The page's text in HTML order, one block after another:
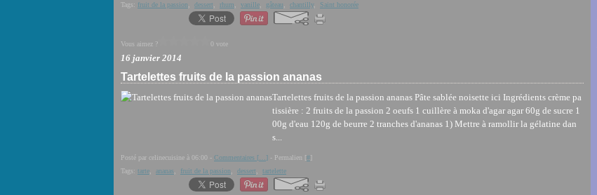
Tags: fruit de la passion dessert rhum vanille gâteau chantilly, Saint honorée
Vous aimez ? 0 vote
16 janvier 2014
Tartelettes fruits de la passion ananas
Tartelettes fruits de la passion ananas Pâte sablée noisette ici Ingrédients crème pa
tissière : 2 fruits de la passion 2 oeufs 1 cuillère à moka d'agar agar 60g de sucre 1
00g d'eau 120g de beurre 2 tranches d'ananas 1) Mettre à ramollir la gélatine dan
s...
Posté par celinecuisine à 06:00 - Commentaires [ ] - Permalien [#]
Tags: tarte ananas fruit de la passion dessert tartelette